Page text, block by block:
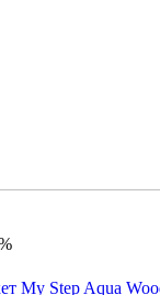
My Step Aqua